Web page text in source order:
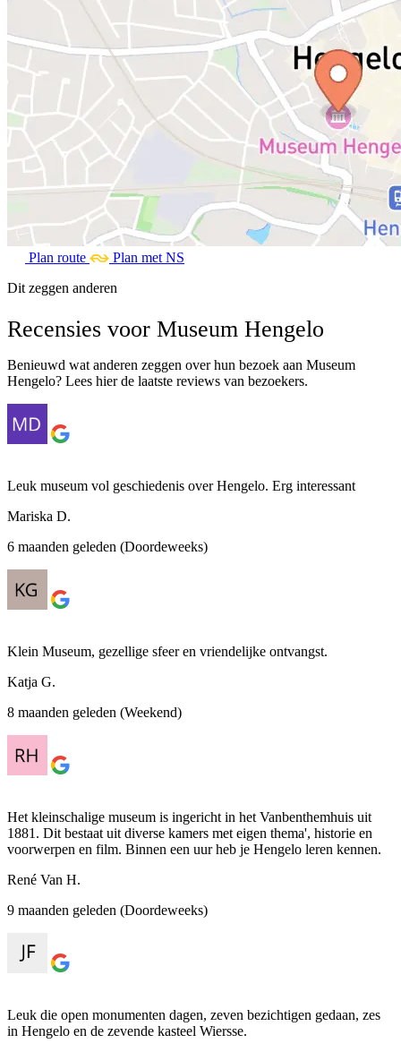
Plan route
Plan met NS
Dit zeggen anderen
Recensies voor Museum Hengelo
Benieuwd wat anderen zeggen over hun bezoek aan Museum
Hengelo? Lees hier de laatste reviews van bezoekers.
Leuk museum vol geschiedenis over Hengelo. Erg interessant
Mariska D.
6 maanden geleden (Doordeweeks)
Klein Museum, gezellige sfeer en vriendelijke ontvangst.
Katja G.
8 maanden geleden (Weekend)
Het kleinschalige museum is ingericht in het Vanbenthemhuis uit
1881. Dit bestaat uit diverse kamers met eigen thema', historie en
voorwerpen en film. Binnen een uur heb je Hengelo leren kennen.
René Van H.
9 maanden geleden (Doordeweeks)
Leuk die open monumenten dagen, zeven bezichtigen gedaan, zes
in Hengelo en de zevende kasteel Wiersse.